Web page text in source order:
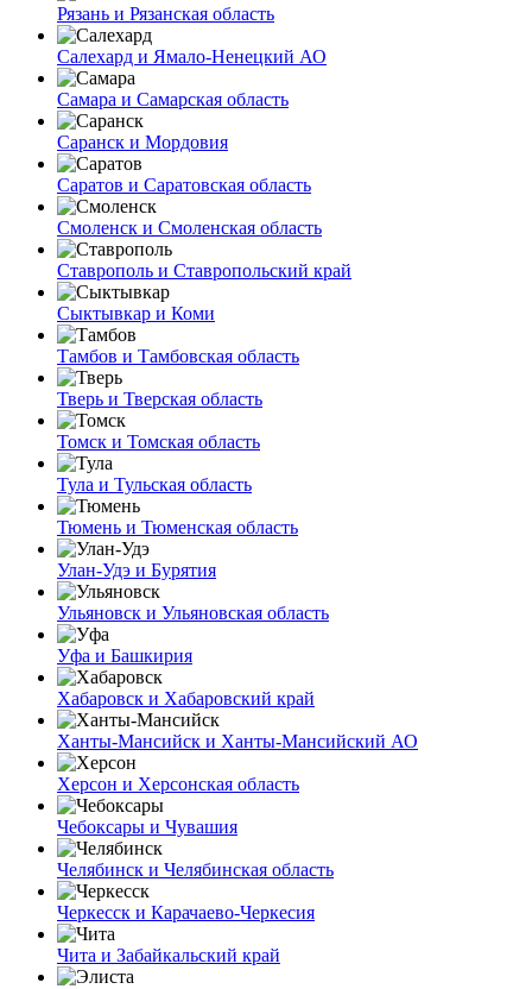
Рязань и Рязанская область
Салехард и Ямало-Ненецкий АО
Самара и Самарская область
Саранск и Мордовия
Саратов и Саратовская область
Смоленск и Смоленская область
Ставрополь и Ставропольский край
Сыктывкар и Коми
Тамбов и Тамбовская область
Тверь и Тверская область
Томск и Томская область
Тула и Тульская область
Тюмень и Тюменская область
Улан-Удэ и Бурятия
Ульяновск и Ульяновская область
Уфа и Башкирия
Хабаровск и Хабаровский край
Ханты-Мансийск и Ханты-Мансийский АО
Херсон и Херсонская область
Чебоксары и Чувашия
Челябинск и Челябинская область
Черкесск и Карачаево-Черкесия
Чита и Забайкальский край